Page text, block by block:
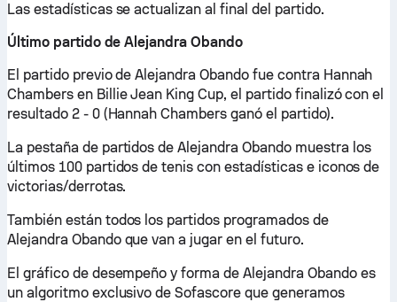
Las estadísticas se actualizan al final del partido.
Último partido de Alejandra Obando
El partido previo de Alejandra Obando fue contra Hannah
Chambers en Billie Jean King Cup, el partido finalizó con el
resultado 2 - 0 (Hannah Chambers ganó el partido).
La pestaña de partidos de Alejandra Obando muestra los
últimos 100 partidos de tenis con estadísticas e iconos de
victorias/derrotas.
También están todos los partidos programados de
Alejandra Obando que van a jugar en el futuro.
El gráfico de desempeño y forma de Alejandra Obando es
un algoritmo exclusivo de Sofascore que generamos